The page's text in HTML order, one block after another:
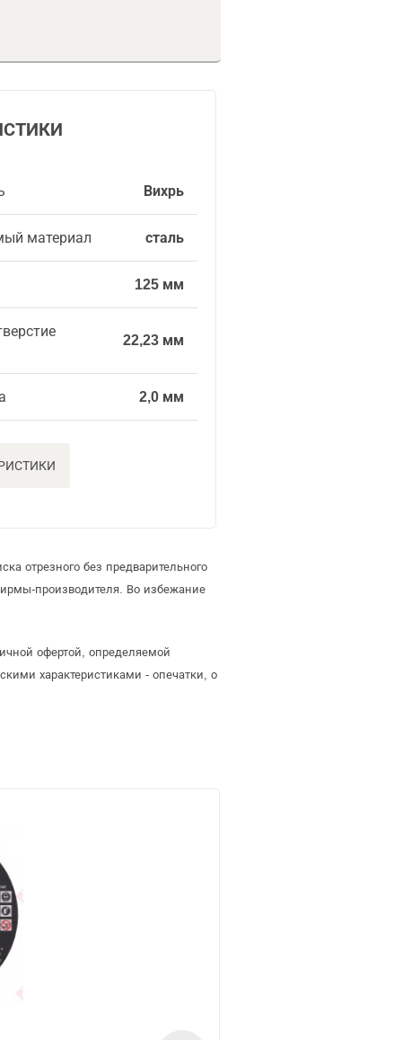
Вихрь
материал сталь
125 мм
22,23 мм
2,0 мм
отрезного без предварительного
производителя. Во избежание
офертой, определяемой
характеристиками - опечатки, о